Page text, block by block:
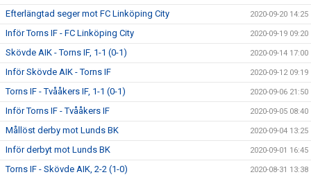
Efterlängtad seger mot FC Linköping City 2020-09-20 14:25
Inför Torns IF - FC Linköping City 2020-09-19 09:20
Skövde AIK - Torns IF, 1-1 (0-1) 2020-09-14 17:00
Inför Skövde AIK - Torns IF 2020-09-12 09:19
Torns IF - Tvååkers IF, 1-1 (0-1) 2020-09-06 21:50
Inför Torns IF - Tvååkers IF 2020-09-05 08:40
Mållöst derby mot Lunds BK 2020-09-04 13:25
Inför derbyt mot Lunds BK 2020-09-01 16:45
Torns IF - Skövde AIK, 2-2 (1-0) 2020-08-31 13:38